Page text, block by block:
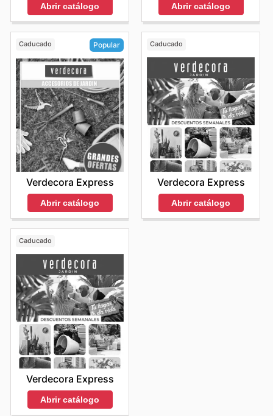
Abrir catálogo Abrir catálogo
Caducado Popular
Verdecora Express
Abrir catálogo
Caducado
Verdecora Express
Abrir catálogo
Caducado
Verdecora Express
Abrir catálogo